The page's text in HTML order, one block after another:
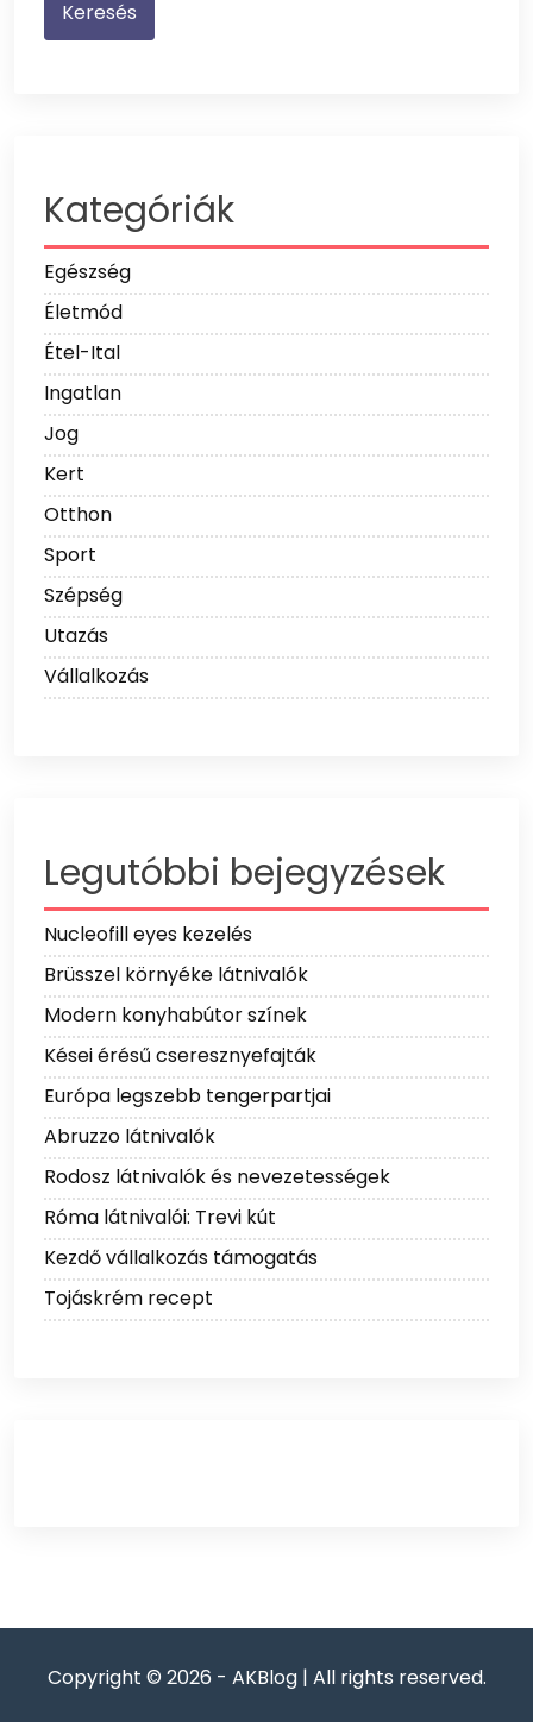
Kategóriák
Egészség
Életmód
Étel-Ital
Ingatlan
Jog
Kert
Otthon
Sport
Szépség
Utazás
Vállalkozás
Legutóbbi bejegyzések
Nucleofill eyes kezelés
Brüsszel környéke látnivalók
Modern konyhabútor színek
Kései érésű cseresznyefajták
Európa legszebb tengerpartjai
Abruzzo látnivalók
Rodosz látnivalók és nevezetességek
Róma látnivalói: Trevi kút
Kezdő vállalkozás támogatás
Tojáskrém recept
Copyright © 2026 - AKBlog | All rights reserved.